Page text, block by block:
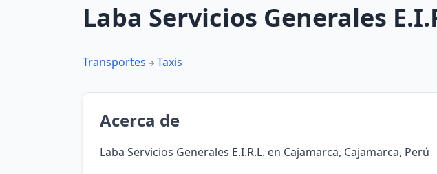
Laba Servicios Generales
Transportes Taxis
Acerca de
Laba Servicios Generales E.I.R.L. en Cajamarca, Cajamarca, Perú